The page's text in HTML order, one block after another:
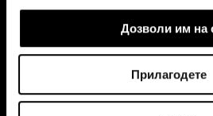
If you allow, we would also like to:
Collect information about
Identify your device by
Дозволи им на
Прилагодете
Технологија
Спорт